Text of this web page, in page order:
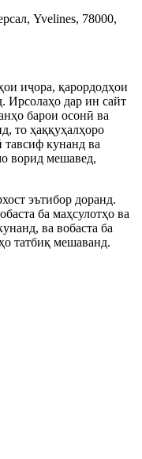
Yvelines, 78000,
иҷора, қарордодҳои
Ирсолаҳо дар ин сайт
барои осонӣ ва
то ҳаққуҳалҳоро
кунанд ва
ворид мешавед,
эътибор доранд.
ба маҳсулотҳо ва
ва вобаста ба
татбиқ мешаванд.